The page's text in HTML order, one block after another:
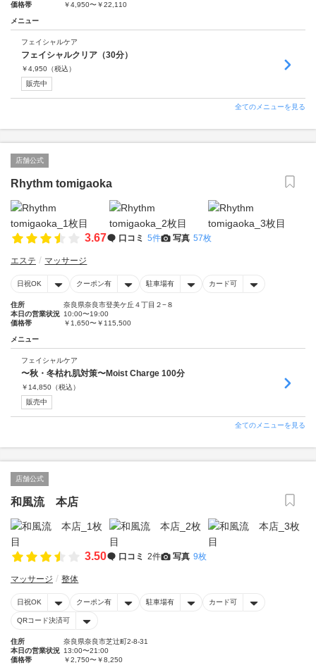
価格帯
￥4,950〜￥22,110
メニュー
フェイシャルケア
フェイシャルクリア（30分）
￥4,950 （税込）
販売中
全てのメニューを見る
店舗公式
Rhythm tomigaoka
3.67 口コミ 5件 写真 57枚
エステ マッサージ
日祝OK クーポン有 駐車場有 カード可
住所
奈良県奈良市登美ケ丘４丁目２−８
本日の営業状況 10:00〜19:00
価格帯
￥1,650〜￥115,500
メニュー
フェイシャルケア
〜秋・冬枯れ肌対策〜Moist Charge 100分
￥ 14,850 （税込）
販売中
全てのメニューを見る
店舗公式
和風流 本店
3.50 口コミ 2件 写真 9枚
マッサージ 整体
日祝OK クーポン有 駐車場有 カード可
QRコード決済可
住所
奈良県奈良市芝辻町2-8-31
本日の営業状況 13:00〜21:00
価格帯
￥2,750〜￥8,250